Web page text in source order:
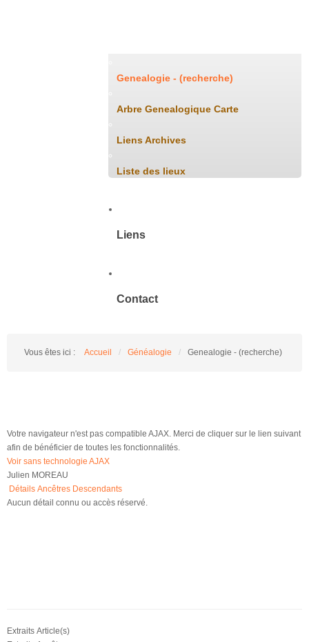
Genealogie - (recherche)
Arbre Genealogique Carte
Liens Archives
Liste des lieux
Liens
Contact
Vous êtes ici : Accueil / Généalogie / Genealogie - (recherche)
Votre navigateur n'est pas compatible AJAX. Merci de cliquer sur le lien suivant
afin de bénéficier de toutes les fonctionnalités.
Voir sans technologie AJAX
Julien MOREAU
Détails Ancêtres Descendants
Aucun détail connu ou accès réservé.
Extraits Article(s)